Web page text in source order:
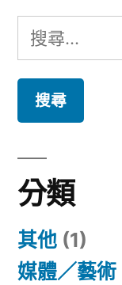
搜
尋
鍵
字:
分類
其他 (1)
媒體／藝術